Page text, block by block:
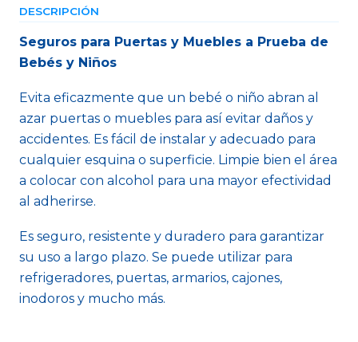
DESCRIPCIÓN
Seguros para Puertas y Muebles a Prueba de
Bebés y Niños
Evita eficazmente que un bebé o niño abran al
azar puertas o muebles para así evitar daños y
accidentes. Es fácil de instalar y adecuado para
cualquier esquina o superficie. Limpie bien el área
a colocar con alcohol para una mayor efectividad
al adherirse.
Es seguro, resistente y duradero para garantizar
su uso a largo plazo. Se puede utilizar para
refrigeradores, puertas, armarios, cajones,
inodoros y mucho más.